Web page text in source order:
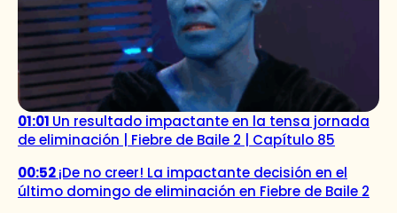
01:01 Un resultado impactante en la tensa jornada
de eliminación | Fiebre de Baile 2 | Capítulo 85
00:52¡De no creer! La impactante decisión en el
último domingo de eliminación en Fiebre de Baile 2